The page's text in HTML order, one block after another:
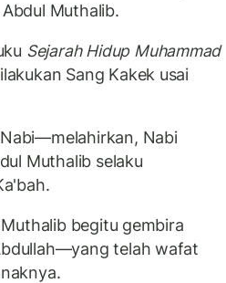
Muthalib.
Sejarah Hidup Muhammad
Sang Kakek usai
Nabi
Muthalib selaku
begitu gembira
telah wafat